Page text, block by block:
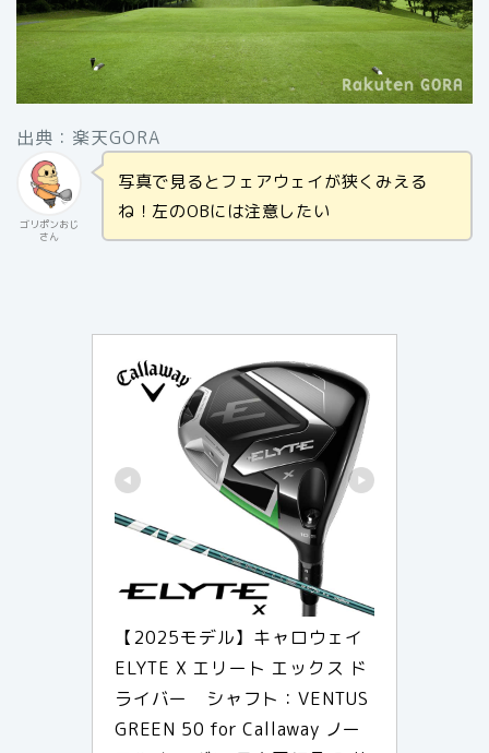
出典：楽天GORA
ゴリポンおじ
さん
写真で見るとフェアウェイが狭くみえる
ね！左のOBには注意したい
【2025モデル】キャロウェイ
ELYTE X エリート エックス ド
ライバー　シャフト：VENTUS
GREEN 50 for Callaway ノー